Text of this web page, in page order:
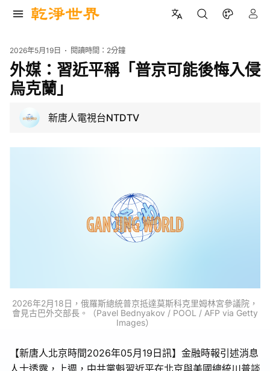
2026年5月19日 閱讀時間： 2分鐘
外媒：習近平稱「普京可能後悔入侵
烏克蘭」
新唐人電視台NTDTV
2026年2月18日，俄羅斯總統普京抵達莫斯科克里姆林宮參議院，
會見古巴外交部長。（Pavel Bednyakov / POOL / AFP via Getty
Images）
【新唐人北京時間2026年05月19日訊】金融時報引述消息
人士透露，上週，中共黨魁習近平在北京與美國總統川普談